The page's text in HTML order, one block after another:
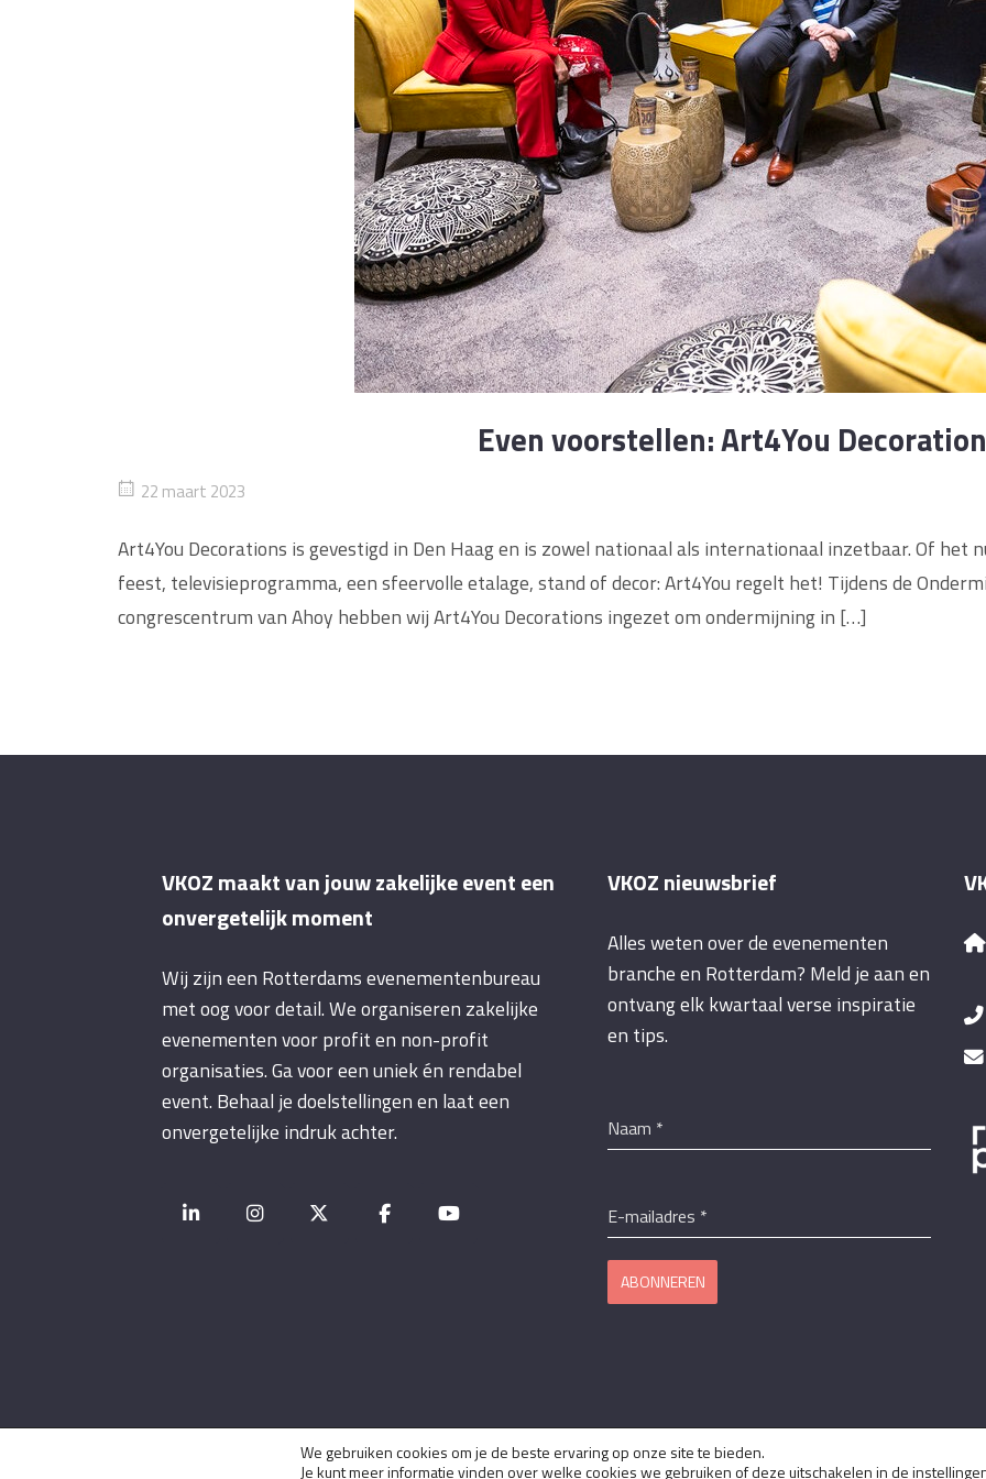
Even voorstellen: Art4You
22 maart 2023
Art4You Decorations is gevestigd in Den Haag en is zowel nationaal als internationaal inzetbaar. Of het
feest, televisieprogramma, een sfeervolle etalage, stand of decor: Art4You regelt het! Tijdens de
congrescentrum van Ahoy hebben wij Art4You Decorations ingezet om ondermijning in […]
VKOZ maakt van jouw zakelijke event een
onvergetelijk moment
Wij zijn een Rotterdams evenementenbureau
met oog voor detail. We organiseren zakelijke
evenementen voor profit en non-profit
organisaties. Ga voor een uniek én rendabel
event. Behaal je doelstellingen en laat een
onvergetelijke indruk achter.
VKOZ nieuwsbrief
Alles weten over de evenementen
branche en Rotterdam? Meld je aan en
ontvang elk kwartaal verse inspiratie
en tips.
Naam *
E-mailadres *
ABONNEREN
Copyright © 2026 VKOZ |Privacyverklaring&Disclaimer
We gebruiken cookies om je de beste ervaring op onze site te bieden.
Je kunt meer informatie vinden over welke cookies we gebruiken of deze uitschakelen in de